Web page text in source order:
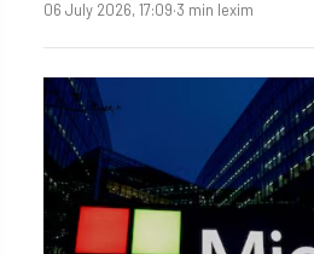
06 July 2026, 17:09·3 min lexim